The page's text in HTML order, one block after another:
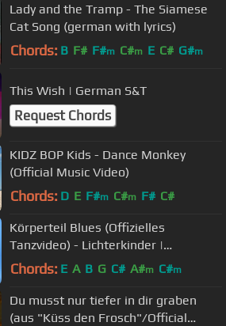
Lady and the Tramp - The Siamese
Cat Song (german with lyrics)
Chords: B F# F#m C#m E C# G#m
This Wish | German S&T
Request Chords
KIDZ BOP Kids - Dance Monkey
(Official Music Video)
Chords: D E F#m C#m F# C#
Körperteil Blues (Offizielles
Tanzvideo) - Lichterkinder |
Kinderlieder | Bewegungslieder
Chords: E A B G C# A#m C#m
Du musst nur tiefer in dir graben
(aus "Küss den Frosch"/Official